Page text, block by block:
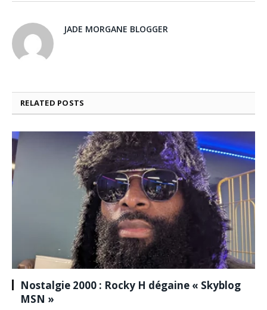
JADE MORGANE BLOGGER
RELATED POSTS
Nostalgie 2000 : Rocky H dégaine « Skyblog
MSN »